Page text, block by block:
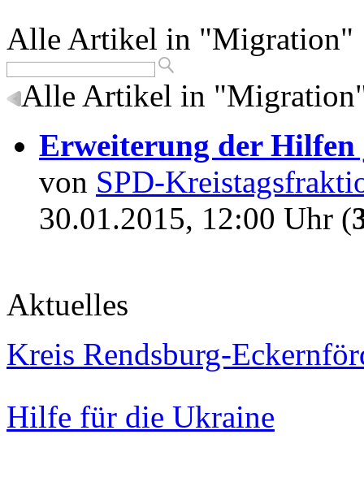
Alle Artikel in "Migration"
Alle Artikel in
Erweiterung der
von SPD-
30.01.2015, 12:00 Uhr (
Aktuelles
Kreis Rendsburg-
Hilfe für die Ukraine